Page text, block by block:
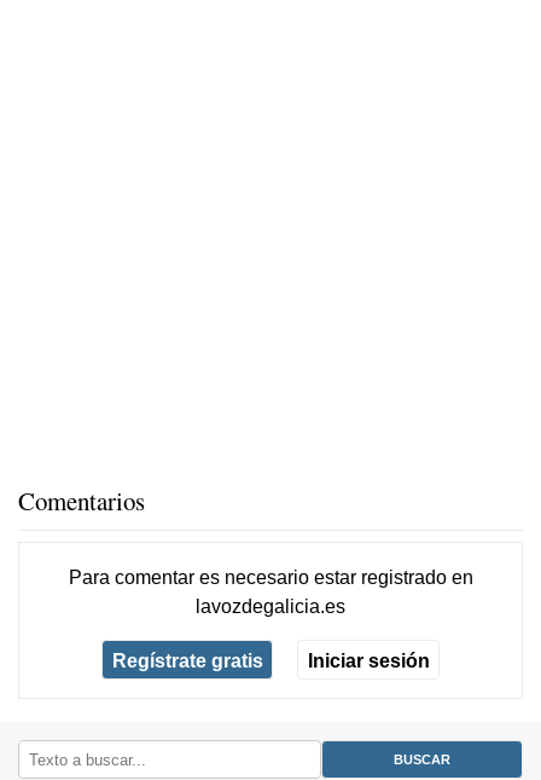
Comentarios
Para comentar es necesario estar registradoen
lavozdegalicia.es
Regístrate gratis Iniciar sesión